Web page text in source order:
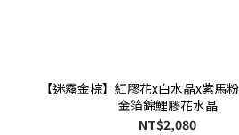
【迷霧金棕】紅膠花x白水晶x紫馬
金箔錦鯉膠花水晶
NT$2,080